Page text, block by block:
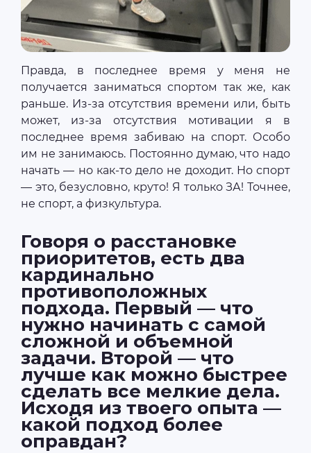
Правда, в последнее время у меня не
получается заниматься спортом так же, как
раньше. Из-за отсутствия времени или, быть
может, из-за отсутствия мотивации я в
последнее время забиваю на спорт. Особо
им не занимаюсь. Постоянно думаю, что надо
начать — но как-то дело не доходит. Но спорт
— это, безусловно, круто! Я только ЗА! Точнее,
не спорт, а физкультура.
Говоря о расстановке
приоритетов, есть два
кардинально
противоположных
подхода. Первый — что
нужно начинать с самой
сложной и объемной
задачи. Второй — что
лучше как можно быстрее
сделать все мелкие дела.
Исходя из твоего опыта —
какой подход более
оправдан?